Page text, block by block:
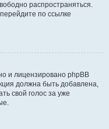
распространяться.
по ссылке
и лицензировано phpBB
должна быть добавлена,
свой голос за уже